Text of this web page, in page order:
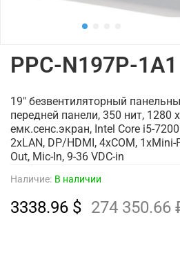
Наличие: В наличии
PPC-N197P-1A1
3338.96 $ 274 350.66
19" безвентиляторный
передней панели, 350 нит, 1280
емк.сенс.экран, Intel Core i5-
2xLAN, DP/HDMI, 4xCOM, 1xMini-
Out, Mic-In, 9-36 VDC-in